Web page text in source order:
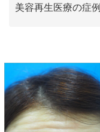
医師紹介
アクセス
美容再生医療の症例